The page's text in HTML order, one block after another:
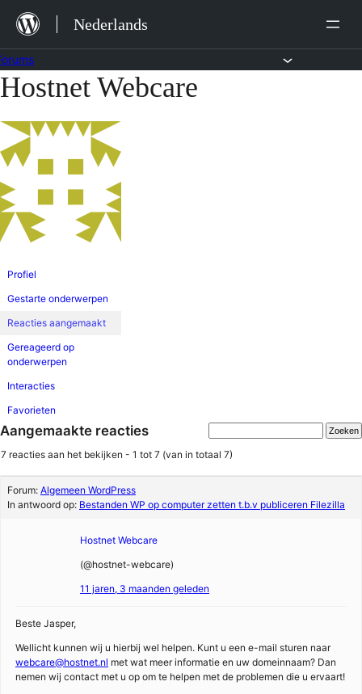
naar
de
inhoud
Nederlands
Ga
de
inhoud
Hostnet Webcare
Profiel
Gestarte onderwerpen
Reacties aangemaakt
Gereageerd op
onderwerpen
Interacties
Favorieten
Aangemaakte reacties
7 reacties aan het bekijken - 1 tot 7 (van in totaal 7)
Forum: Algemeen WordPress
In antwoord op: Bestanden WP op computer zetten t.b.v publiceren Filezilla
Hostnet Webcare
(@hostnet-webcare)
11 jaren, 3 maanden geleden
Beste Jasper,
Wellicht kunnen wij u hierbij wel helpen. Kunt u een e-mail sturen naar
webcare@hostnet.nl met wat meer informatie en uw domeinnaam? Dan
nemen wij contact met u op om te helpen met de problemen die u ervaart!